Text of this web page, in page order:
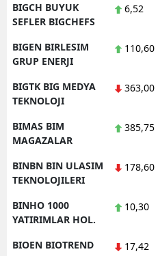
BIGCH BUYUK
SEFLER BIGCHEFS
6,52
BIGEN BIRLESIM
GRUP ENERJI
110,60
BIGTK BIG MEDYA
TEKNOLOJI
363,00
BIMAS BIM
MAGAZALAR
385,75
BINBN BIN ULASIM
TEKNOLOJILERI
178,60
BINHO 1000
YATIRIMLAR HOL.
10,30
BIOEN BIOTREND
17,42